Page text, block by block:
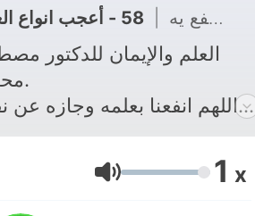
علم ينتفع يه 58 - أعجب انواع الغزل
العلم والإيمان للدكتور
محمود.
اللهم انفعنا بعلمه وجازه عن
خيراً.
Lautstärke 1 x